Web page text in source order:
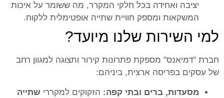
יציבה ואחידה בכל חלקי המקרר, מה ששומר על איכות
המשקאות ומספק חוויית שתייה אופטימלית ללקוח.
למי השירות שלנו מיועד?
חברת "דמיאנס" מספקת פתרונות קירור ותצוגה למגוון רחב
של עסקים בפריסה ארצית, ביניהם:
מסעדות, ברים ובתי קפה: הזקוקים למקררי שתייה